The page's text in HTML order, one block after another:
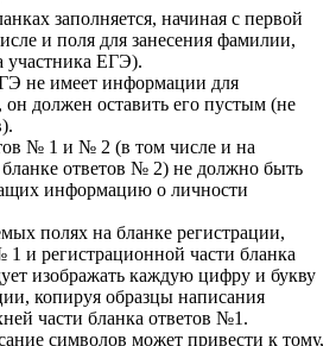
заполняется, начиная с первой
и поля для занесения фамилии,
участника ЕГЭ).
не имеет информации для
он должен оставить его пустым (не
№ 1 и № 2 (в том числе и на
ответов № 2) не должно быть
информацию о личности
полях на бланке регистрации,
1 и регистрационной части бланка
изображать каждую цифру и букву
копируя образцы написания
части бланка ответов №1.
символов может привести к тому,